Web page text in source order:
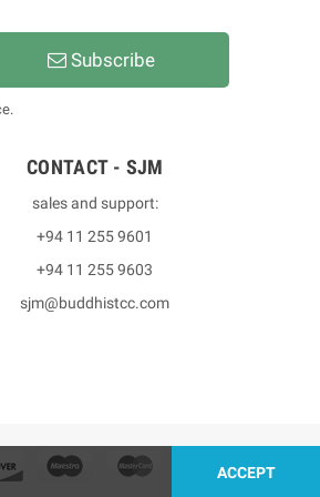
Subscribe
CONTACT - SJM
sales and support:
+94 11 255 9601
+94 11 255 9603
sjm@buddhistcc.com
ACCEPT